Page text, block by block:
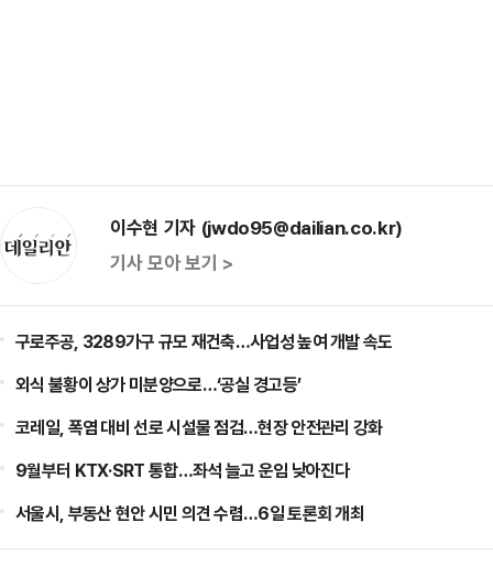
이수현 기자 (jwdo95@dailian.co.kr)
기사 모아 보기 >
구로주공, 3289가구 규모 재건축…사업성 높여 개발 속도
외식 불황이 상가 미분양으로…‘공실 경고등’
코레일, 폭염 대비 선로 시설물 점검…현장 안전관리 강화
9월부터 KTX·SRT 통합…좌석 늘고 운임 낮아진다
서울시, 부동산 현안 시민 의견 수렴…6일 토론회 개최